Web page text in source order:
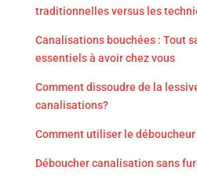
traditionnelles versus les
Canalisations bouchées : Tout
essentiels à avoir chez vous
Comment dissoudre de la
canalisations?
Comment utiliser le déboucheur
Déboucher canalisation sans